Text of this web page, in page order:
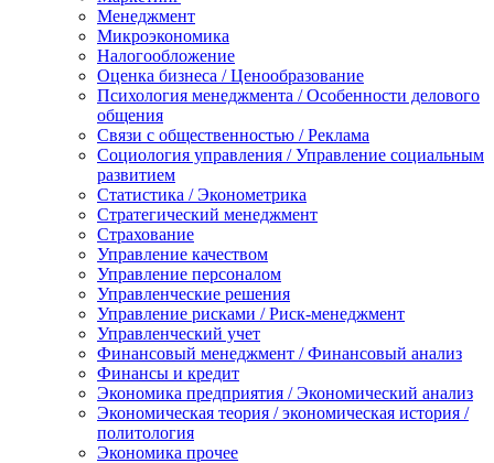
Менеджмент
Микроэкономика
Налогообложение
Оценка бизнеса / Ценообразование
Психология менеджмента / Особенности делового
общения
Связи с общественностью / Реклама
Социология управления / Управление социальным
развитием
Статистика / Эконометрика
Стратегический менеджмент
Страхование
Управление качеством
Управление персоналом
Управленческие решения
Управление рисками / Риск-менеджмент
Управленческий учет
Финансовый менеджмент / Финансовый анализ
Финансы и кредит
Экономика предприятия / Экономический анализ
Экономическая теория / экономическая история /
политология
Экономика прочее